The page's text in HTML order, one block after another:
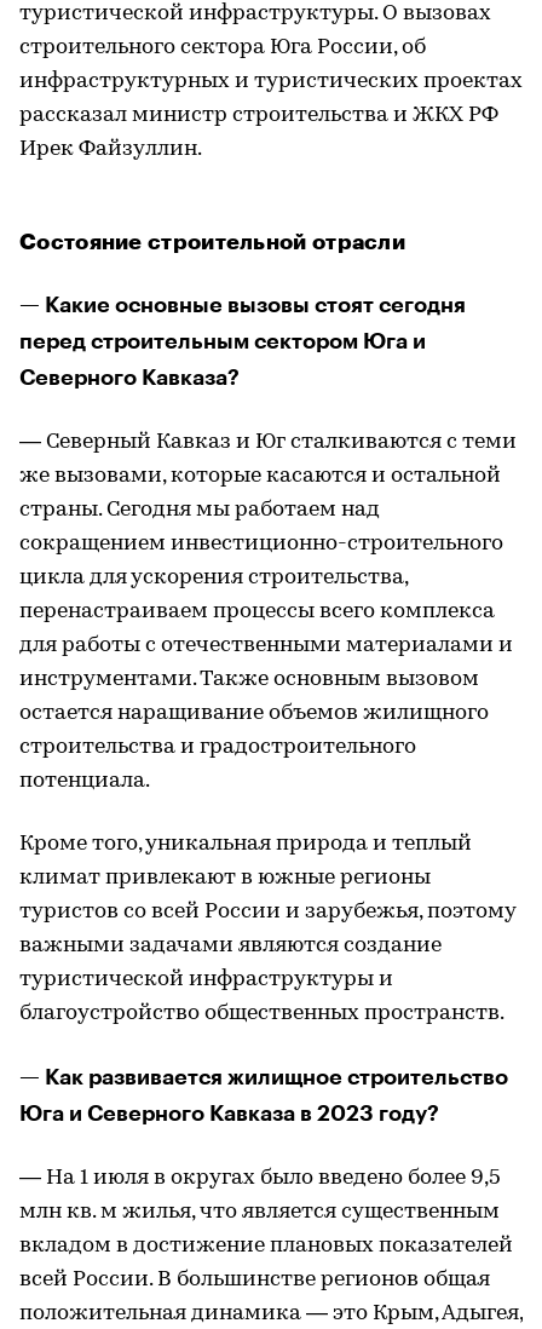
туристической инфраструктуры. О вызовах
строительного сектора Юга России, об
инфраструктурных и туристических проектах
рассказал министр строительства и ЖКХ РФ
Ирек Файзуллин.
Состояние строительной отрасли
— Какие основные вызовы стоят сегодня
перед строительным сектором Юга и
Северного Кавказа?
— Северный Кавказ и Юг сталкиваются с теми
же вызовами, которые касаются и остальной
страны. Сегодня мы работаем над
сокращением инвестиционно-строительного
цикла для ускорения строительства,
перенастраиваем процессы всего комплекса
для работы с отечественными материалами и
инструментами. Также основным вызовом
остается наращивание объемов жилищного
строительства и градостроительного
потенциала.
Кроме того, уникальная природа и теплый
климат привлекают в южные регионы
туристов со всей России и зарубежья, поэтому
важными задачами являются создание
туристической инфраструктуры и
благоустройство общественных пространств.
— Как развивается жилищное строительство
Юга и Северного Кавказа в 2023 году?
— На 1 июля в округах было введено более 9,5
млн кв. м жилья, что является существенным
вкладом в достижение плановых показателей
всей России. В большинстве регионов общая
положительная динамика — это Крым, Адыгея,